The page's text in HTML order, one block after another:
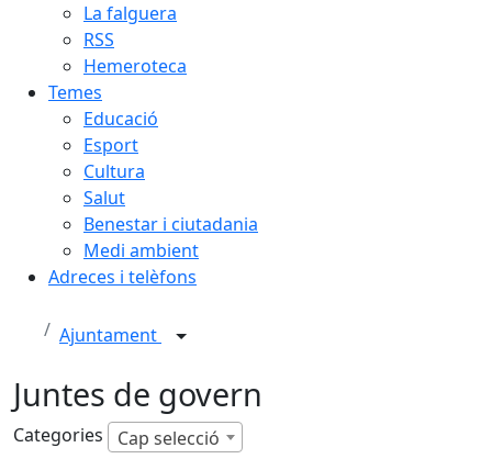
La falguera
RSS
Hemeroteca
Temes
Educació
Esport
Cultura
Salut
Benestar i ciutadania
Medi ambient
Adreces i telèfons
Ajuntament
Juntes de govern
Categories Cap selecció